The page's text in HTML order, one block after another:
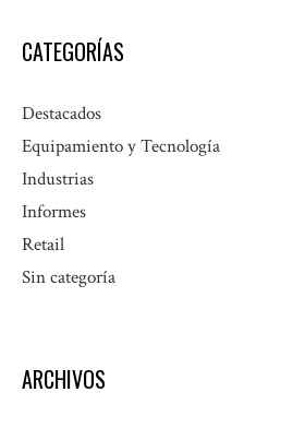
CATEGORÍAS
Destacados
Equipamiento y Tecnología
Industrias
Informes
Retail
Sin categoría
ARCHIVOS